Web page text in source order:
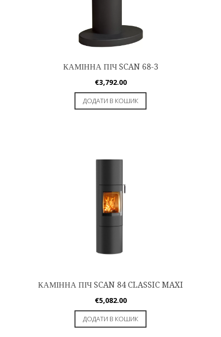
КАМІННА ПІЧ SCAN 68-3
€3,792.00
ДОДАТИ В КОШИК
КАМІННА ПІЧ SCAN 84 CLASSIC MAXI
€5,082.00
ДОДАТИ В КОШИК